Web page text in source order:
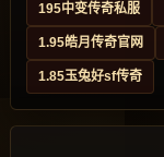
195中变传奇私服
1.95皓月传奇官网
1.85玉兔好sf传奇